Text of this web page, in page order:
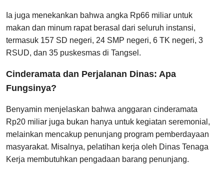
Ia juga menekankan bahwa angka Rp66 miliar untuk
makan dan minum rapat berasal dari seluruh instansi,
termasuk 157 SD negeri, 24 SMP negeri, 6 TK negeri, 3
RSUD, dan 35 puskesmas di Tangsel.
Cinderamata dan Perjalanan Dinas: Apa
Fungsinya?
Benyamin menjelaskan bahwa anggaran cinderamata
Rp20 miliar juga bukan hanya untuk kegiatan seremonial,
melainkan mencakup penunjang program pemberdayaan
masyarakat. Misalnya, pelatihan kerja oleh Dinas Tenaga
Kerja membutuhkan pengadaan barang penunjang.